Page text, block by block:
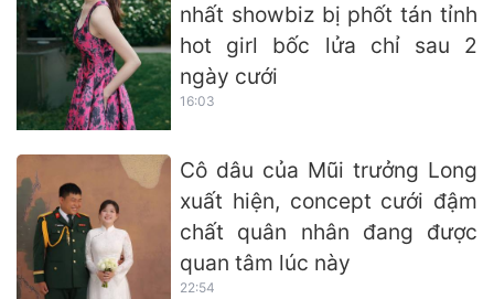
nhất showbiz bị phốt tán tỉnh
hot girl bốc lửa chỉ sau 2
ngày cưới
16:03
Cô dâu của Mũi trưởng Long
xuất hiện, concept cưới đậm
chất quân nhân đang được
quan tâm lúc này
22:54